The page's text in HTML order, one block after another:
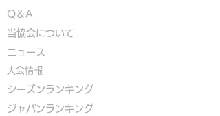
Q＆A
​当協会について
​ニュース
大会情報
シーズンランキング
ジャパンランキング